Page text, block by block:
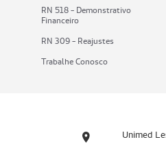
RN 518 - Demonstrativo
Financeiro
RN 309 - Reajustes
Trabalhe Conosco
Unimed